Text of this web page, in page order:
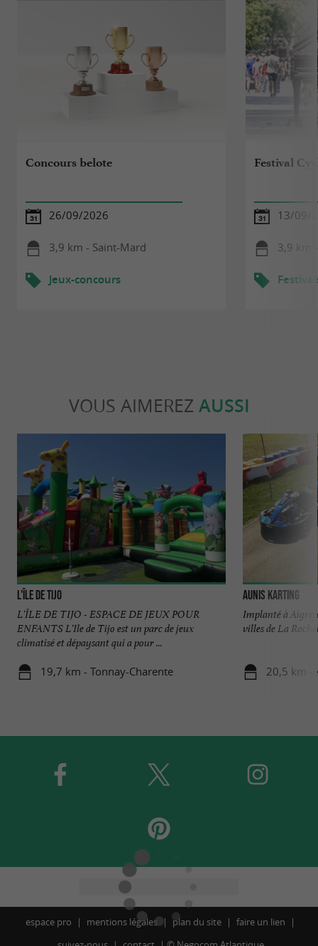
Concours belote
26/09/2026
3,9 km - Saint-Mard
Jeux-concours
Festival
13/09/
3,9 km
VOUS AIMEREZ AUSSI
L'île de Tijo
L'ÎLE DE TIJO - ESPACE DE JEUX POUR
ENFANTS L'Ile de Tijo est un parc de jeux
climatisé et dépaysant qui a pour ...
19,7 km - Tonnay-Charente
Aunis Karting
Implanté à
villes de La
20,5 km -
espace pro mentions légales plan du site
faire un lien